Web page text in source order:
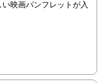
い映画パンフレットが入